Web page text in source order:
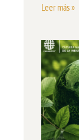
Leer más »